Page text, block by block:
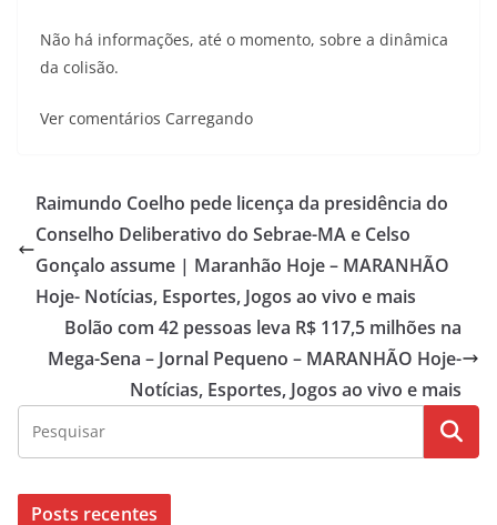
Não há informações, até o momento, sobre a dinâmica
da colisão.
Ver comentários Carregando
Raimundo Coelho pede licença da presidência do
Conselho Deliberativo do Sebrae-MA e Celso
Gonçalo assume | Maranhão Hoje – MARANHÃO
Hoje- Notícias, Esportes, Jogos ao vivo e mais
Bolão com 42 pessoas leva R$ 117,5 milhões na
Mega-Sena – Jornal Pequeno – MARANHÃO Hoje-
Notícias, Esportes, Jogos ao vivo e mais
Posts recentes